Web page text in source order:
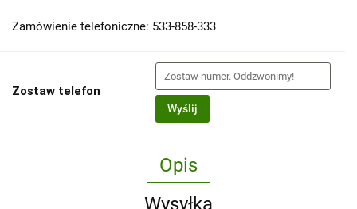
Zamówienie telefoniczne: 533-858-333
Zostaw telefon
Wyślij
Opis
Wysyłka